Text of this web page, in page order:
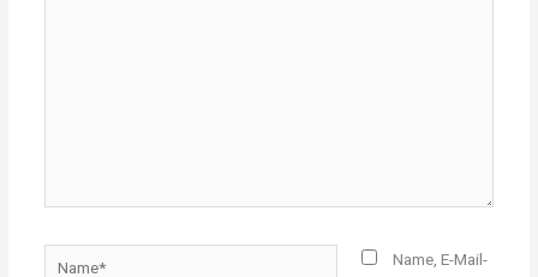
Name, E-Mail-